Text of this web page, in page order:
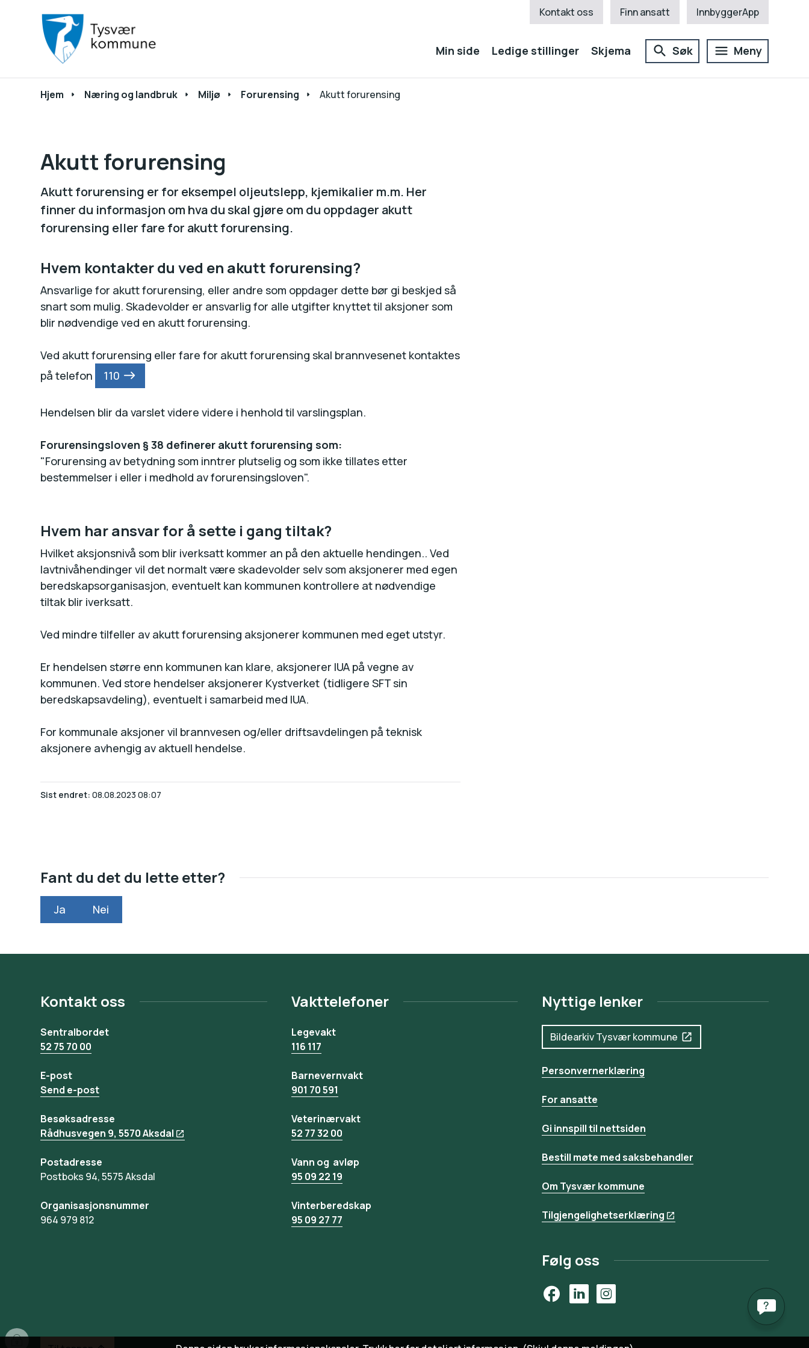
Kontakt oss Finn ansatt InnbyggerApp
Min side Ledige stillinger Skjema Søk Meny
Du er her:
Hjem Næring og landbruk Miljø Forurensing Akutt forurensing
Akutt forurensing
Akutt forurensing er for eksempel oljeutslepp, kjemikalier m.m. Her
finner du informasjon om hva du skal gjøre om du oppdager akutt
forurensing eller fare for akutt forurensing.
Hvem kontakter du ved en akutt forurensing?
Ansvarlige for akutt forurensing, eller andre som oppdager dette bør gi beskjed så
snart som mulig. Skadevolder er ansvarlig for alle utgifter knyttet til aksjoner som
blir nødvendige ved en akutt forurensing.
Ved akutt forurensing eller fare for akutt forurensing skal brannvesenet kontaktes
på telefon
110
Hendelsen blir da varslet videre videre i henhold til varslingsplan.
Forurensingsloven § 38 definerer akutt forurensing som:
"Forurensing av betydning som inntrer plutselig og som ikke tillates etter
bestemmelser i eller i medhold av forurensingsloven".
Hvem har ansvar for å sette i gang tiltak?
Hvilket aksjonsnivå som blir iverksatt kommer an på den aktuelle hendingen.. Ved
lavtnivåhendinger vil det normalt være skadevolder selv som aksjonerer med egen
beredskapsorganisasjon, eventuelt kan kommunen kontrollere at nødvendige
tiltak blir iverksatt.
Ved mindre tilfeller av akutt forurensing aksjonerer kommunen med eget utstyr.
Er hendelsen større enn kommunen kan klare, aksjonerer IUA på vegne av
kommunen. Ved store hendelser aksjonerer Kystverket (tidligere SFT sin
beredskapsavdeling), eventuelt i samarbeid med IUA.
For kommunale aksjoner vil brannvesen og/eller driftsavdelingen på teknisk
aksjonere avhengig av aktuell hendelse.
Sist endret 08.08.2023 08:07
Fant du det du lette etter?
Ja Nei
Kontakt oss
Sentralbordet
52 75 70 00
E-post
Send e-post
Besøksadresse
Rådhusvegen 9, 5570 Aksdal
Postadresse
Postboks 94, 5575 Aksdal
Organisasjonsnummer
964 979 812
Vakttelefoner
Legevakt
116 117
Barnevernvakt
901 70 591
Veterinærvakt
52 77 32 00
Vann og avløp
95 09 22 19
Vinterberedskap
95 09 27 77
Nyttige lenker
Bildearkiv Tysvær kommune
Personvernerklæring
For ansatte
Gi innspill til nettsiden
Bestill møte med saksbehandler
Om Tysvær kommune
Tilgjengelighetserklæring
Følg oss
FacebookLinkedInInstagram